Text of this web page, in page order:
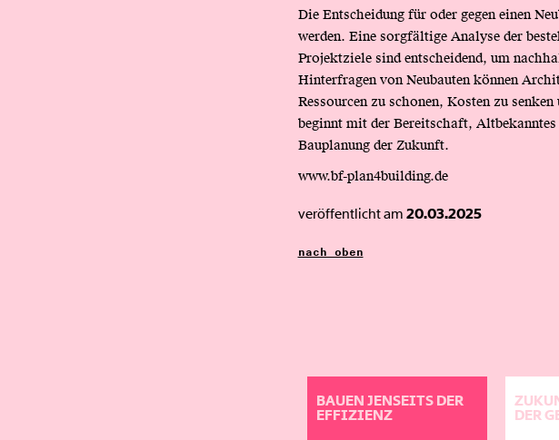
Die Entscheidung für oder gegen einen
werden. Eine sorgfältige Analyse der
Projektziele sind entscheidend, um
Hinterfragen von Neubauten können
Ressourcen zu schonen, Kosten zu
beginnt mit der Bereitschaft,
Bauplanung der Zukunft.
www.bf-plan4building.de
veröffentlicht am 20.03.2025
nach oben
BAUEN JENSEITS DER
EFFIZIENZ
DER